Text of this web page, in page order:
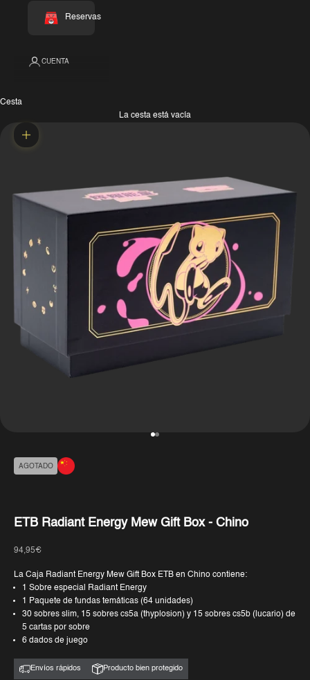
Reservas
CUENTA
Cesta
La cesta está vacía
Zoom
Ir al artículo 1
Ir al artículo 2
AGOTADO
ETB Radiant Energy Mew Gift Box - Chino
Precio de oferta
94,95€
La Caja Radiant Energy Mew Gift Box ETB en Chino contiene:
1 Sobre especial Radiant Energy
1 Paquete de fundas temáticas (64 unidades)
30 sobres slim, 15 sobres cs5a (thyplosion) y 15 sobres cs5b (lucario) de
5 cartas por sobre
6 dados de juego
Envíos rápidos Producto bien protegido